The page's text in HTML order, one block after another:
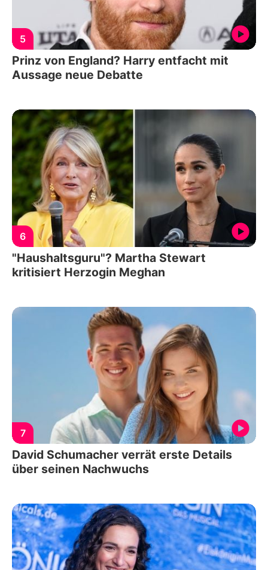
5
Prinz von England? Harry entfacht mit
Aussage neue Debatte
6
"Haushaltsguru"? Martha Stewart
kritisiert Herzogin Meghan
7
David Schumacher verrät erste Details
über seinen Nachwuchs